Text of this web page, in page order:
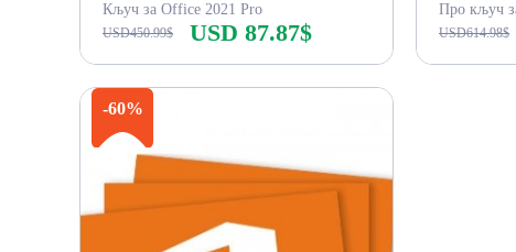
Кључ за Office 2021 Pro
USD450.99$ USD 87.87$
Купи одмах
USD614.98$
-60%